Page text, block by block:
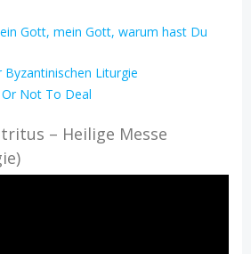
Gott, mein Gott, warum hast Du
Liturgie
Not To Deal
– Heilige Messe